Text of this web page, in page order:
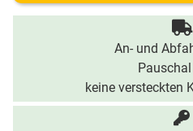
An- und
keine versteckten